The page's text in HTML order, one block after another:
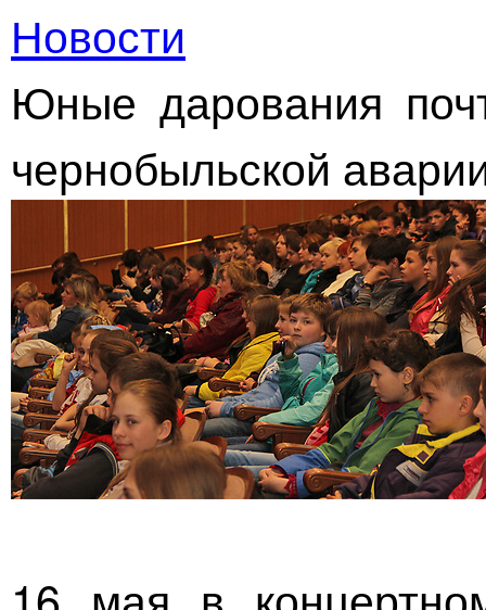
Новости
Юные дарования
чернобыльской